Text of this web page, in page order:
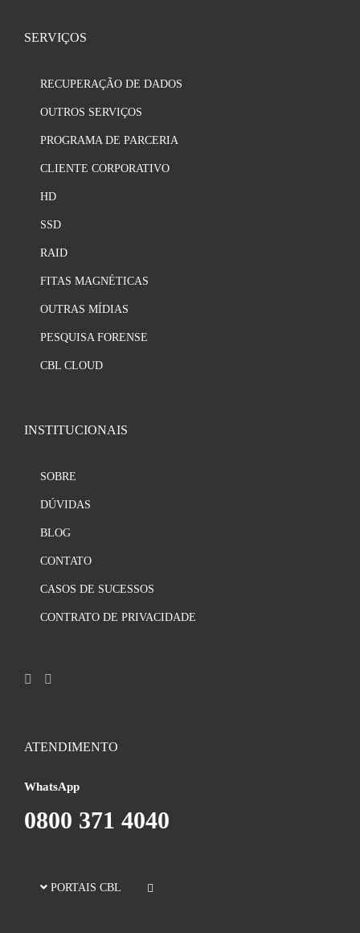
SERVIÇOS
RECUPERAÇÃO DE DADOS
OUTROS SERVIÇOS
PROGRAMA DE PARCERIA
CLIENTE CORPORATIVO
HD
SSD
RAID
FITAS MAGNÉTICAS
OUTRAS MÍDIAS
PESQUISA FORENSE
CBL CLOUD
INSTITUCIONAIS
SOBRE
DÚVIDAS
BLOG
CONTATO
CASOS DE SUCESSOS
CONTRATO DE PRIVACIDADE
ATENDIMENTO
WhatsApp
0800 371 4040
PORTAIS CBL